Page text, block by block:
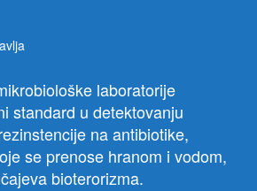
laboratorije
standard u detektovanju
na antibiotike,
se prenose hranom i vodom,
bioterorizma.